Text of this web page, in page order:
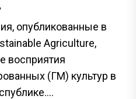
опубликованные в
Agriculture,
восприятия
(ГМ) культур в